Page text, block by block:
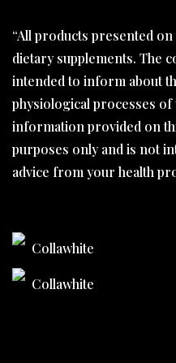
“All products presented
dietary supplements. The
intended to inform about
physiological processes
information provided on
purposes only and is not
advice from your health
Collawhite
Collawhite